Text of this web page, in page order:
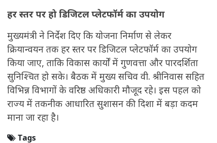
हर स्तर पर हो डिजिटल प्लेटफॉर्म का उपयोग
मुख्यमंत्री ने निर्देश दिए कि योजना निर्माण से लेकर
क्रियान्वयन तक हर स्तर पर डिजिटल प्लेटफॉर्म का उपयोग
किया जाए, ताकि विकास कार्यों में गुणवत्ता और पारदर्शिता
सुनिश्चित हो सके। बैठक में मुख्य सचिव वी. श्रीनिवास सहित
विभिन्न विभागों के वरिष्ठ अधिकारी मौजूद रहे। इस पहल को
राज्य में तकनीक आधारित सुशासन की दिशा में बड़ा कदम
माना जा रहा है।
Tags